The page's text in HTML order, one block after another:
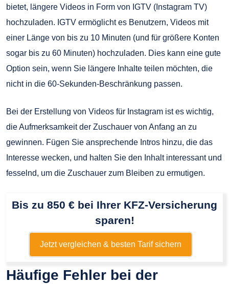
bietet, längere Videos in Form von IGTV (Instagram TV)
hochzuladen. IGTV ermöglicht es Benutzern, Videos mit
einer Länge von bis zu 10 Minuten (und für größere Konten
sogar bis zu 60 Minuten) hochzuladen. Dies kann eine gute
Option sein, wenn Sie längere Inhalte teilen möchten, die
nicht in die 60-Sekunden-Beschränkung passen.
Bei der Erstellung von Videos für Instagram ist es wichtig,
die Aufmerksamkeit der Zuschauer von Anfang an zu
gewinnen. Fügen Sie ansprechende Intros hinzu, die das
Interesse wecken, und halten Sie den Inhalt interessant und
fesselnd, um die Zuschauer zum Bleiben zu ermutigen.
Bis zu 850 € bei Ihrer KFZ-Versicherung
sparen!
Jetzt vergleichen & besten Tarif sichern
Häufige Fehler bei der